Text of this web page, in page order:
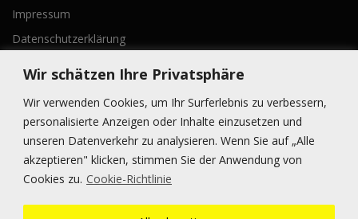
Wir schätzen Ihre Privatsphäre
Wir verwenden Cookies, um Ihr Surferlebnis zu verbessern,
personalisierte Anzeigen oder Inhalte einzusetzen und
unseren Datenverkehr zu analysieren. Wenn Sie auf „Alle
akzeptieren" klicken, stimmen Sie der Anwendung von
Cookies zu. Cookie-Richtlinie
a
t
i
Impressum
Datenschutzerklärung
BLEIBE AUF DEM LAUFENDEN